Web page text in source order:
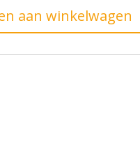
aan winkelwagen